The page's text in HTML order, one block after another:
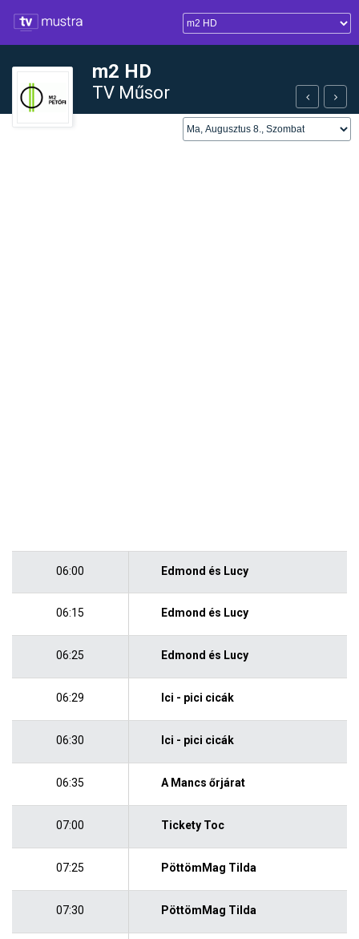
m2 HD
TV Műsor
06:00 Edmond és Lucy
06:15 Edmond és Lucy
06:25 Edmond és Lucy
06:29 Ici - pici cicák
06:30 Ici - pici cicák
06:35 A Mancs őrjárat
07:00 Tickety Toc
07:25 PöttömMag Tilda
07:30 PöttömMag Tilda